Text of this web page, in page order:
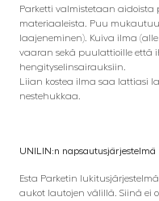
Parketti valmistetaan aidoista
materiaaleista. Puu
laajeneminen). Kuiva ilma
vaaran sekä puulattioille että
hengityselinsairauksiin.
Liian kostea ilma saa lattiasi
nestehukkaa.
UNILIN:n napsautusjärjestelmä
Esta Parketin
aukot lautojen välillä. Siinä ei